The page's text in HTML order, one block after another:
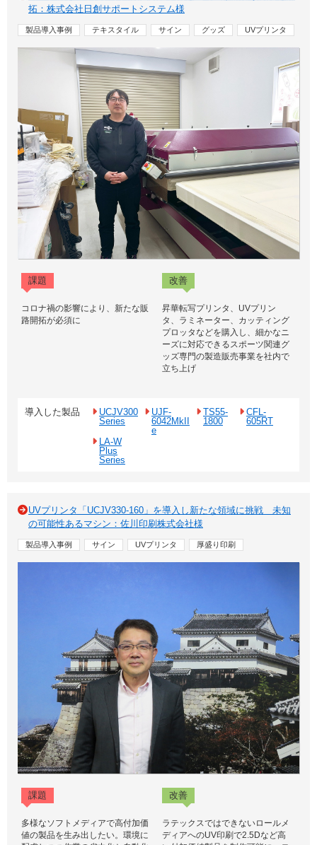
拓：株式会社日創サポートシステム様
製品導入事例 テキスタイル サイン グッズ UVプリンタ
課題 改善
コロナ禍の影響により、新たな販
路開拓が必須に
昇華転写プリンタ、UVプリン
タ、ラミネーター、カッティング
プロッタなどを購入し、細かなニ
ーズに対応できるスポーツ関連グ
ッズ専門の製造販売事業を社内で
立ち上げ
導入した製品
UCJV300
Series
UJF-
6042MkII
e
TS55-
1800
CFL-
605RT
LA-W
Plus
Series
UVプリンタ「UCJV330-160」を導入し新たな領域に挑戦 未知
の可能性あるマシン：佐川印刷株式会社様
製品導入事例 サイン UVプリンタ 厚盛り印刷
課題 改善
多様なソフトメディアで高付加価
値の製品を生み出したい。環境に
ラテックスではできないロールメ
ディアへのUV印刷で2.5Dなど高